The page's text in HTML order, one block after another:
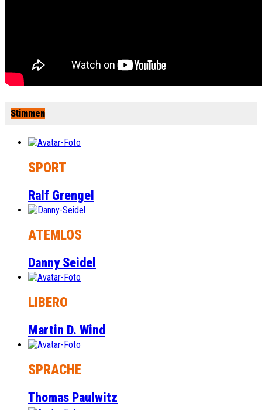
Stimmen
SPORT
Ralf Grengel
ATEMLOS
Danny Seidel
LIBERO
Martin D. Wind
SPRACHE
Thomas Paulwitz